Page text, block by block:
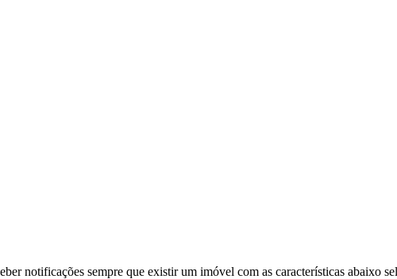
notificações sempre que existir um imóvel com as características abaixo